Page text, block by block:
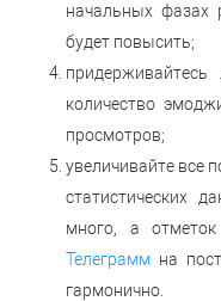
начальных фазах
будет повысить;
количество
просмотров;
увеличивайте все
статистических
много, а
Телеграмм на
гармонично.